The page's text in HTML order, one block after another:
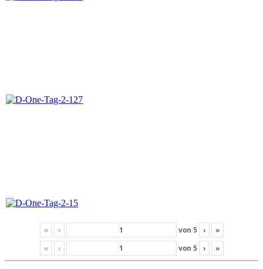
« ‹ von 5 ›
»
«
‹ von 5 › »